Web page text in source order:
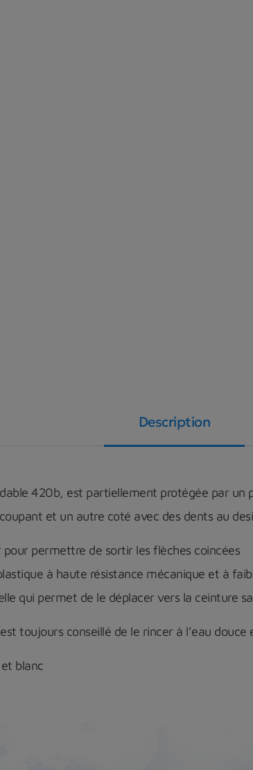
Description
420b, est partiellement protégée par un
et un autre coté avec des dents au
permettre de sortir les flèches coincées
à haute résistance mécanique et à
qui permet de le déplacer vers la ceinture
toujours conseillé de le rincer à l’eau
blanc